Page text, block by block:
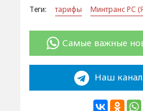
Теги: тарифы Минтранс РС
Самые важные
Наш